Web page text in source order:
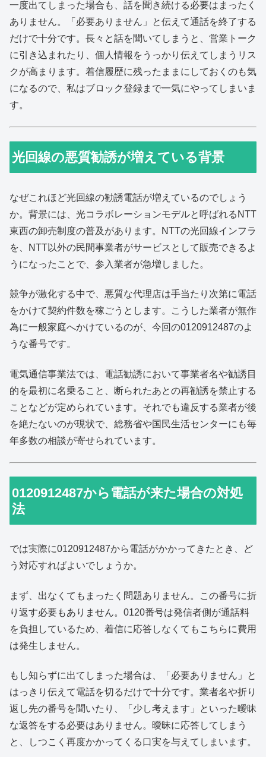
一度出てしまった場合も、話を聞き続ける必要はまったく
ありません。「必要ありません」と伝えて通話を終了する
だけで十分です。長々と話を聞いてしまうと、営業トーク
に引き込まれたり、個人情報をうっかり伝えてしまうリス
クが高まります。着信履歴に残ったままにしておくのも気
になるので、私はブロック登録まで一気にやってしまいま
す。
光回線の悪質勧誘が増えている背景
なぜこれほど光回線の勧誘電話が増えているのでしょう
か。背景には、光コラボレーションモデルと呼ばれるNTT
東西の卸売制度の普及があります。NTTの光回線インフラ
を、NTT以外の民間事業者がサービスとして販売できるよ
うになったことで、参入業者が急増しました。
競争が激化する中で、悪質な代理店は手当たり次第に電話
をかけて契約件数を稼ごうとします。こうした業者が無作
為に一般家庭へかけているのが、今回の0120912487のよ
うな番号です。
電気通信事業法では、電話勧誘において事業者名や勧誘目
的を最初に名乗ること、断られたあとの再勧誘を禁止する
ことなどが定められています。それでも違反する業者が後
を絶たないのが現状で、総務省や国民生活センターにも毎
年多数の相談が寄せられています。
0120912487から電話が来た場合の対処
法
では実際に0120912487から電話がかかってきたとき、ど
う対応すればよいでしょうか。
まず、出なくてもまったく問題ありません。この番号に折
り返す必要もありません。0120番号は発信者側が通話料
を負担しているため、着信に応答しなくてもこちらに費用
は発生しません。
もし知らずに出てしまった場合は、「必要ありません」と
はっきり伝えて電話を切るだけで十分です。業者名や折り
返し先の番号を聞いたり、「少し考えます」といった曖昧
な返答をする必要はありません。曖昧に応答してしまう
と、しつこく再度かかってくる口実を与えてしまいます。